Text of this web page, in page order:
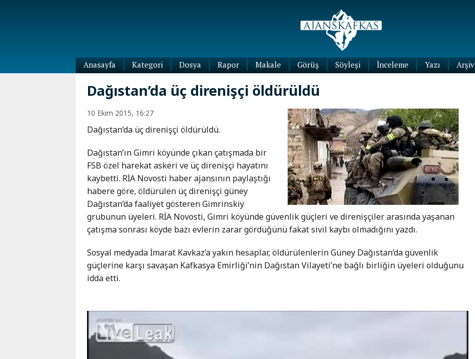
Anasayfa
Kategori
Dünya
Abhazya
Adıgey
Güney
İnguşetya
Kabardey-
Balkar
Karaçay-
Çerkes
Krasnodar
Kray
Kafkas-
Ötesi
Ermenistan
Gürcistan
Dosya Rapor Makale Görüş Söyleşi İnceleme
Yazı
Yazıları
Arşiv
Dağıstan’da üç direnişçi öldürüldü
10 Ekim 2015, 16:27
Dağıstan’da üç direnişçi öldürüldü.
Dağıstan’ın Gimri köyünde çıkan çatışmada bir
FSB özel harekat askeri ve üç direnişçi hayatını
kaybetti. RİA Novosti haber ajansının paylaştığı
habere göre, öldürülen üç direnişçi güney
Dağıstan’da faaliyet gösteren Gimrinskiy
grubunun üyeleri. RİA Novosti, Gimri köyünde güvenlik güçleri ve direnişçiler arasında yaşanan
çatışma sonrası köyde bazı evlerin zarar gördüğünü fakat sivil kaybı olmadığını yazdı.
Sosyal medyada İmarat Kavkaz’a yakın hesaplar, öldürülenlerin Güney Dağıstan’da güvenlik
güçlerine karşı savaşan Kafkasya Emirliği’nin Dağıstan Vilayeti’ne bağlı birliğin üyeleri olduğunu
idda etti.